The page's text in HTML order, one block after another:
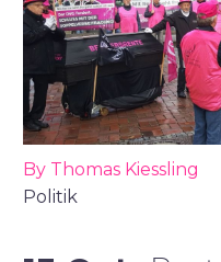
By Thomas Kiessling
Politik